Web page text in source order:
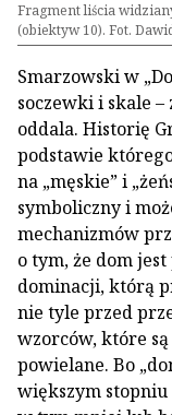
Fragment liścia
(obiektyw 10). Fot.
Smarzowski w
soczewki i skale
oddala. Historię
podstawie
na „męskie” i
symboliczny i
mechanizmów
o tym, że dom
dominacji, którą
nie tyle przed
wzorców, które
powielane. Bo
większym stopniu